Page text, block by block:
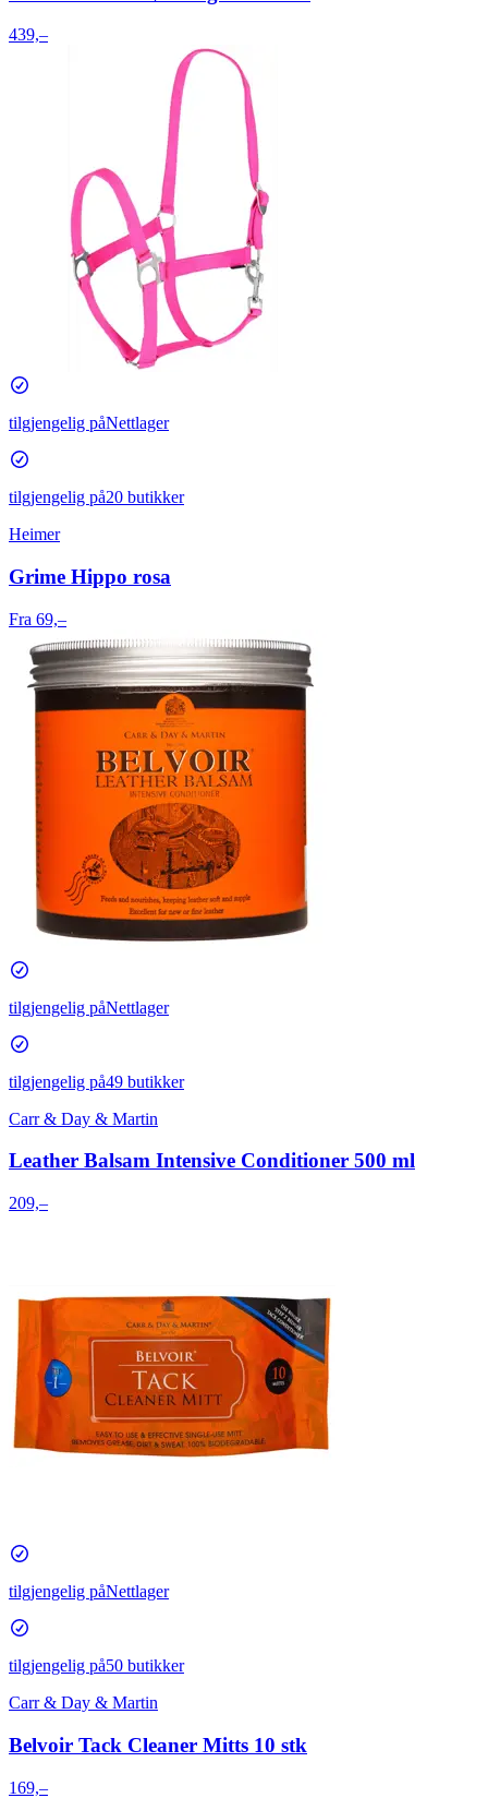
439,–
tilgjengelig påNettlager
tilgjengelig på20 butikker
Heimer
Grime Hippo rosa
Fra 69,–
tilgjengelig påNettlager
tilgjengelig på49 butikker
Carr & Day & Martin
Leather Balsam Intensive Conditioner 500 ml
209,–
tilgjengelig påNettlager
tilgjengelig på50 butikker
Carr & Day & Martin
Belvoir Tack Cleaner Mitts 10 stk
169,–